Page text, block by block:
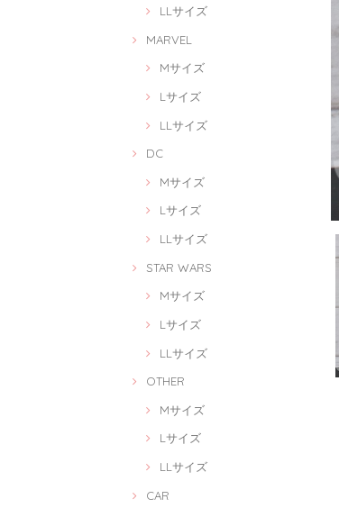
LLサイズ
MARVEL
Mサイズ
Lサイズ
LLサイズ
DC
Mサイズ
Lサイズ
LLサイズ
STAR WARS
Mサイズ
Lサイズ
LLサイズ
OTHER
Mサイズ
Lサイズ
LLサイズ
CAR